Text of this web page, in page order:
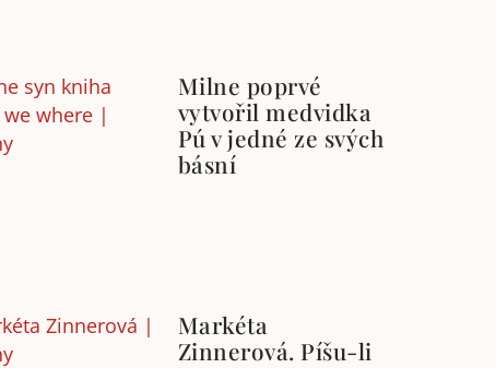
Milne poprvé
vytvořil medvidka
Pú v jedné ze svých
básní
Markéta
Zinnerová. Píšu-li